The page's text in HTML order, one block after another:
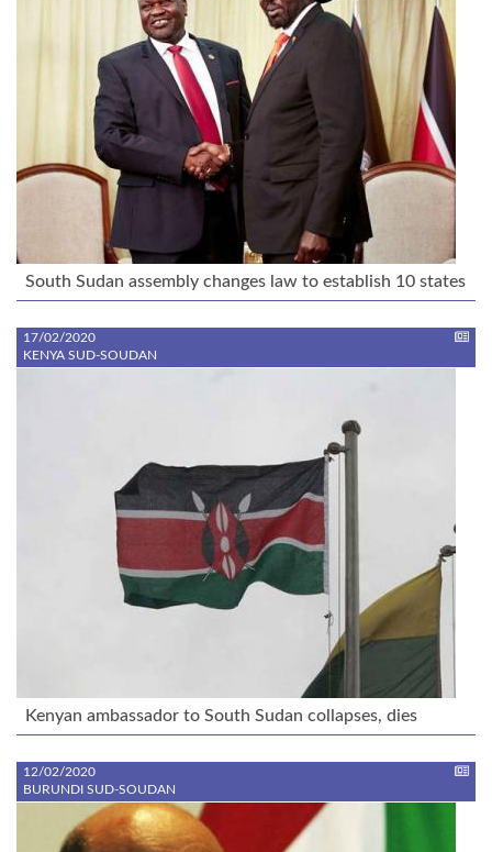
South Sudan assembly changes law to establish 10 states
17/02/2020
KENYA SUD-SOUDAN
Kenyan ambassador to South Sudan collapses, dies
12/02/2020
BURUNDI SUD-SOUDAN